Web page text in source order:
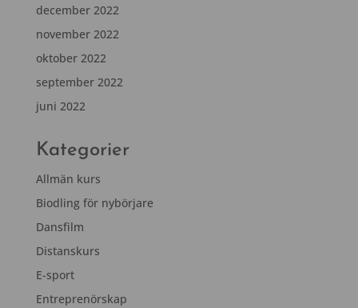
december 2022
november 2022
oktober 2022
september 2022
juni 2022
Kategorier
Allmän kurs
Biodling för nybörjare
Dansfilm
Distanskurs
E-sport
Entreprenörskap